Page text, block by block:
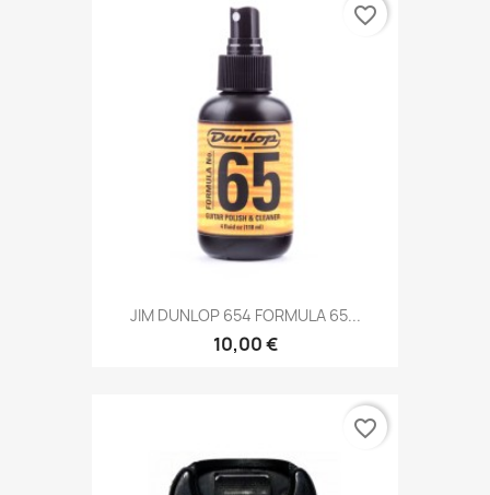
JIM DUNLOP 654 FORMULA 65...
10,00 €
favorite_border
favorite_border